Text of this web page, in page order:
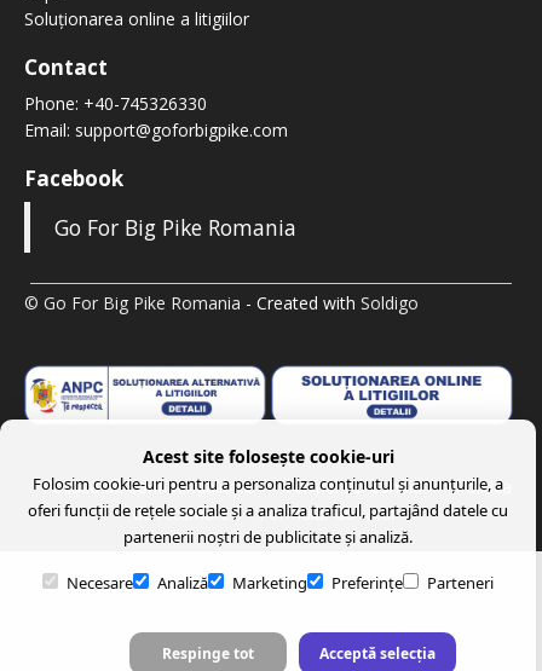
Soluționarea online a litigiilor
Contact
Phone: +40-745326330
Email: support@goforbigpike.com
Facebook
Go For Big Pike Romania
© Go For Big Pike Romania - Created with Soldigo
Politica de confidenţialitate Termeni şi condiţii
Politica
de returnare
Formular de retur
Acest site folosește cookie-uri
Folosim cookie-uri pentru a personaliza conținutul și anunțurile, a
oferi funcții de rețele sociale și a analiza traficul, partajând datele cu
partenerii noștri de publicitate și analiză.
Necesare Analiză Marketing Preferințe Parteneri
Respinge tot Acceptă selecția